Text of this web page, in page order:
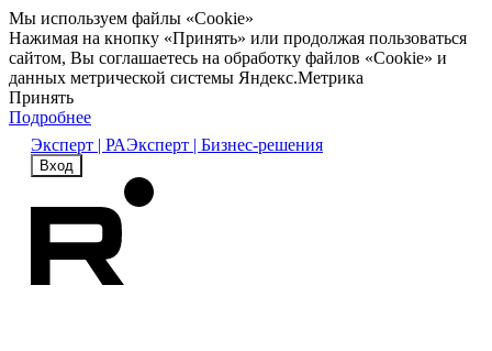
Мы используем файлы «Cookie»
Нажимая на кнопку «Принять» или продолжая пользоваться
сайтом, Вы соглашаетесь на обработку файлов «Cookie» и
данных метрической системы Яндекс.Метрика
Принять
Подробнее
Эксперт | РАЭксперт | Бизнес-решения
Вход